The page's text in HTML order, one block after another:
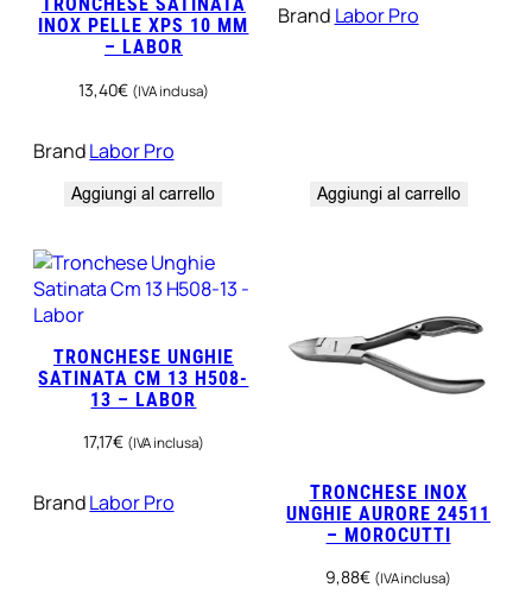
TRONCHESE SATINATA
INOX PELLE XPS 10 MM
– LABOR
13,40€ (IVA inclusa)
BrandLabor Pro
Aggiungi al carrello
Brand Labor Pro
Aggiungi al carrello
TRONCHESE UNGHIE
SATINATA CM 13 H508-
13 – LABOR
17,17€ (IVA inclusa)
BrandLabor Pro
TRONCHESE INOX
UNGHIE AURORE 24511
– MOROCUTTI
9,88€ (IVA inclusa)